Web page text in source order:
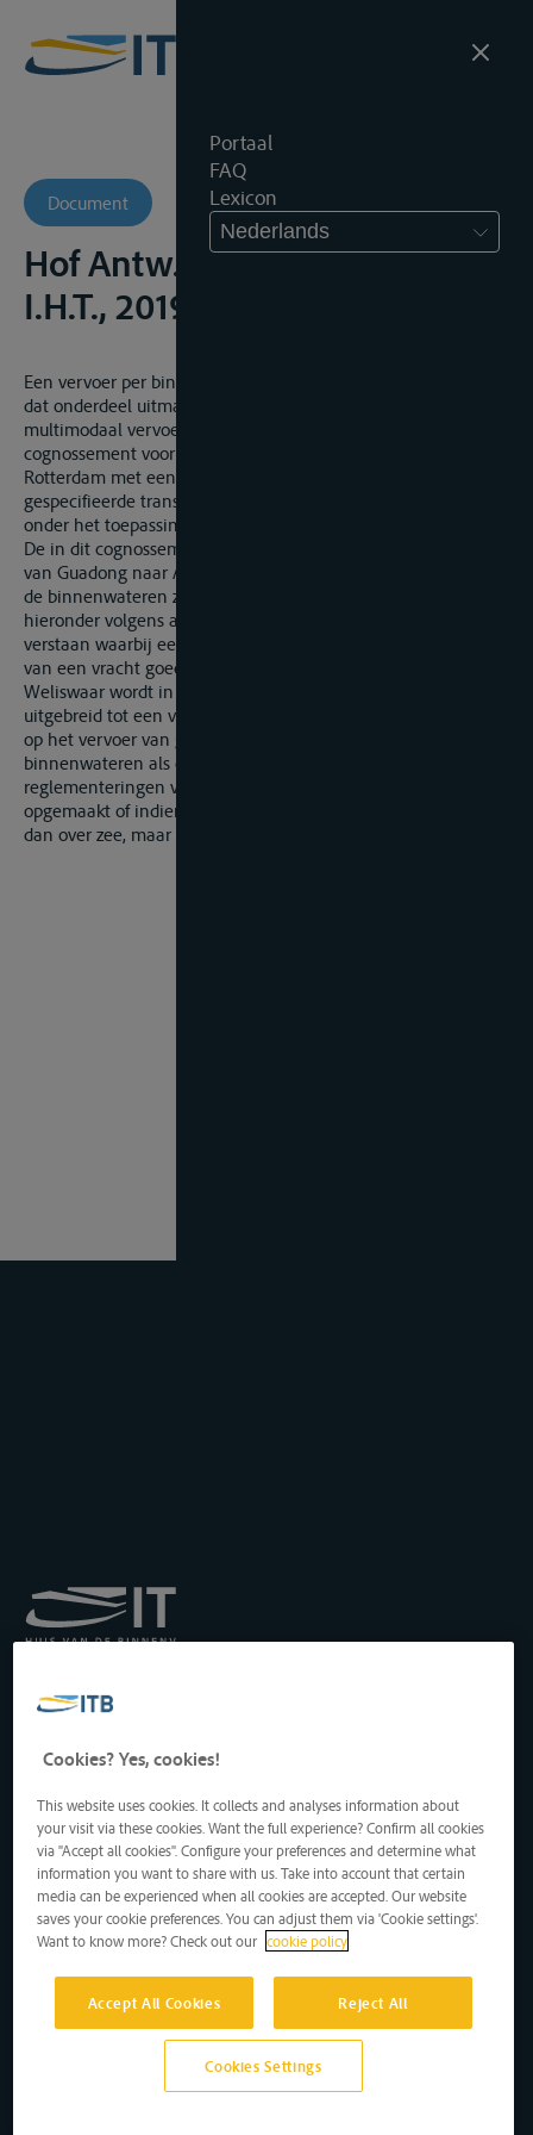
Portaal
FAQ
Lexicon
Nederlands
Document
Hof Antw., 22 oktober 2018,
I.H.T., 2019/2, 250
Een vervoer per binnenschip van Rotterdam naar Antwerpen,
dat onderdeel uitmaakt van een overeenkomst voor
multimodaal vervoer van China naar Antwerpen, waarbij het
cognossement voorziet in een zeevervoer van China naar
Rotterdam met een aansluitend vervoer, via een niet
gespecifieerde transportmodus naar Antwerpen, valt niet
onder het toepassingsgebied van het CMNI.
De in dit cognossement weergegeven vervoersovereenkomst
van Guadong naar Antwerpen is alleszins geen vervoer over
de binnenwateren zoals bedoeld door art. 2.1 CMNI, nu
hieronder volgens art. 2.1 een overeenkomst moet worden
verstaan waarbij een vervoerder zich verbindt tegen betaling
van een vracht goederen te vervoeren over de binnenwateren
Weliswaar wordt in art. 2.2 CMNI het toepassingsgebied
uitgebreid tot een vervoerovereenkomst die betrekking heeft
op het vervoer van goederen zonder overslag, zowel over de
binnenwateren als over de wateren die onder maritieme
reglementeringen vallen, indien geen zeecognossement is
opgemaakt of indien de afstand over binnenwateren langer is
dan over zee, maar die situatie doet zich hier niet voor.
het Transport langs de
Drukpersstraat 19
1000 Brussel, België
Tel: +32 2 217 09 67
http://www.itb-info.be
itb-info@itb-info.be
Copyright © 2024 vzw ITB asbl • Alle rechten voorbehouden
Cookies? Yes, cookies!
This website uses cookies. It collects and analyses information about
your visit via these cookies. Want the full experience? Confirm all cookies
via "Accept all cookies". Configure your preferences and determine what
information you want to share with us. Take into account that certain
media can be experienced when all cookies are accepted. Our website
saves your cookie preferences. You can adjust them via 'Cookie settings'.
Want to know more? Check out our cookie policy
Accept All Cookies Reject All
Cookies Settings